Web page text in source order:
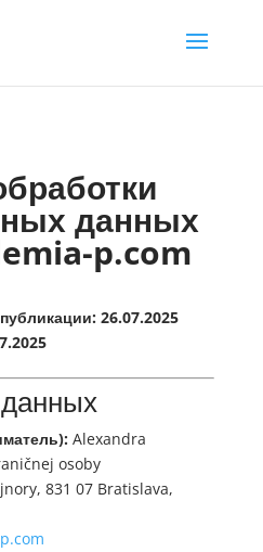
данных
p.com
26.07.2025
Alexandra
osoby
831 07 Bratislava,